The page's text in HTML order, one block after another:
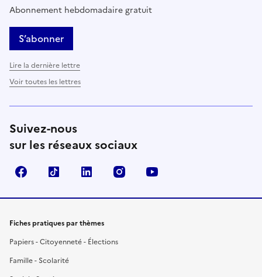
Abonnement hebdomadaire gratuit
S’abonner
Lire la dernière lettre
Voir toutes les lettres
Suivez-nous
sur les réseaux sociaux
FacebookTikTok LinkedIn Instagram
Fiches pratiques par thèmes
Papiers - Citoyenneté - Élections
Famille - Scolarité